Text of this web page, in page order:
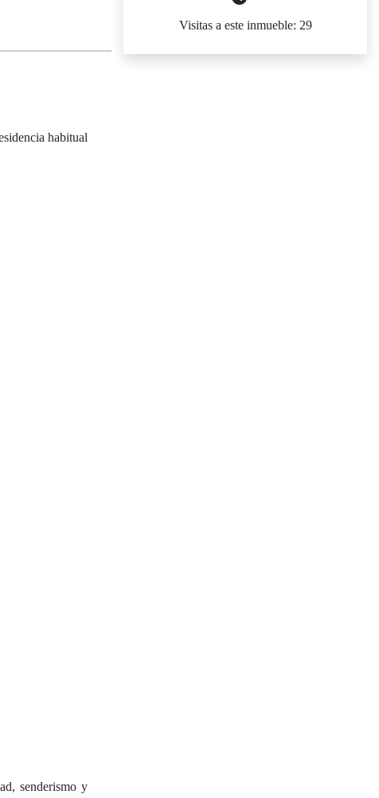
habitual
senderismo y
Visitas a este inmueble: 29